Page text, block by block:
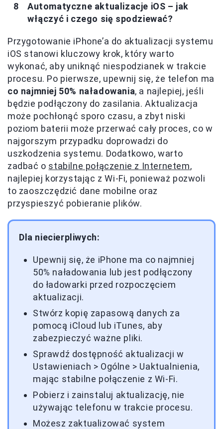
Automatyczne aktualizacje iOS – jak
włączyć i czego się spodziewać?
Przygotowanie iPhone’a do aktualizacji systemu
iOS stanowi kluczowy krok, który warto
wykonać, aby uniknąć niespodzianek w trakcie
procesu. Po pierwsze, upewnij się, że telefon ma
co najmniej 50% naładowania, a najlepiej, jeśli
będzie podłączony do zasilania. Aktualizacja
może pochłonąć sporo czasu, a zbyt niski
poziom baterii może przerwać cały proces, co w
najgorszym przypadku doprowadzi do
uszkodzenia systemu. Dodatkowo, warto
zadbać o stabilne połączenie z Internetem,
najlepiej korzystając z Wi-Fi, ponieważ pozwoli
to zaoszczędzić dane mobilne oraz
przyspieszyć pobieranie plików.
Dla niecierpliwych:
Upewnij się, że iPhone ma co najmniej
50% naładowania lub jest podłączony
do ładowarki przed rozpoczęciem
aktualizacji.
Stwórz kopię zapasową danych za
pomocą iCloud lub iTunes, aby
zabezpieczyć ważne pliki.
Sprawdź dostępność aktualizacji w
Ustawieniach > Ogólne > Uaktualnienia,
mając stabilne połączenie z Wi-Fi.
Pobierz i zainstaluj aktualizację, nie
używając telefonu w trakcie procesu.
Możesz zaktualizować system